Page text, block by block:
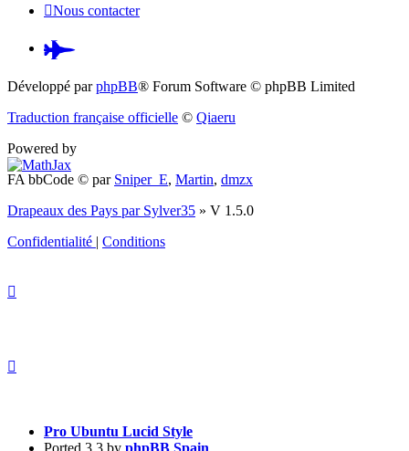
Nous contacter
Pardus.at
(S’ouvre
nouvel
Développé parphpBB® Forum Software © phpBB Limited
Traduction française officielle © Qiaeru
Powered by
FA bbCode © par Sniper_E, Martin, dmzx
Drapeaux des Pays par Sylver35 » V 1.5.0
Confidentialité | Conditions
Pro Ubuntu Lucid Style
Ported 3.3 by phpBB Spain